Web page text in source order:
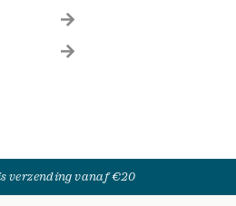
verzending vanaf €20